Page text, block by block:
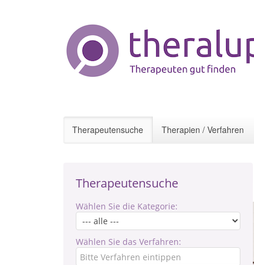
Therapeutensuche Therapien / Verfahren
Therapeutensuche
Wählen Sie die Kategorie:
Wählen Sie das Verfahren: